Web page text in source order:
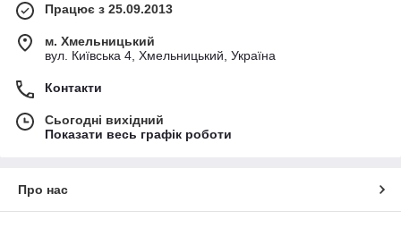
Працює з 25.09.2013
м. Хмельницький
вул. Київська 4, Хмельницький, Україна
Контакти
Сьогодні вихідний
Показати весь графік роботи
Про нас